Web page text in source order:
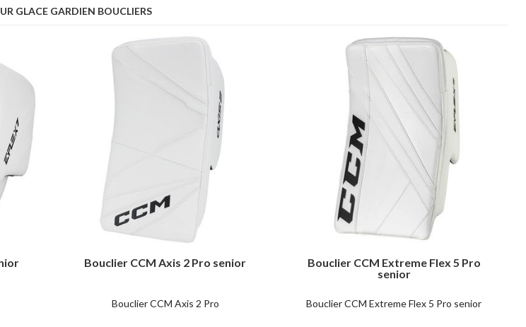
GLACE GARDIEN BOUCLIERS
Bouclier CCM Axis 2 Pro senior
Bouclier CCM Axis 2 Pro
Bouclier CCM Extreme Flex 5 Pro
senior
Bouclier CCM Extreme Flex 5 Pro senior